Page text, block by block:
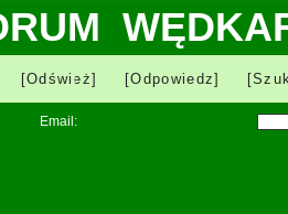
[Odśwież] [Odpowiedz]
Email: